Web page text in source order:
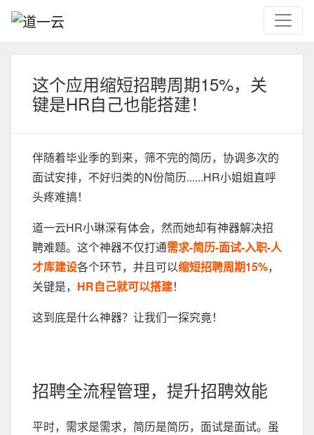
这个应用缩短招聘周期15%，关
键是HR自己也能搭建！
伴随着毕业季的到来，筛不完的简历，协调多次的
面试安排，不好归类的N份简历......HR小姐姐直呼
头疼难搞！
道一云HR小琳深有体会，然而她却有神器解决招
聘难题。这个神器不仅打通需求-简历-面试-入职-人
才库建设各个环节，并且可以缩短招聘周期15%，
关键是， HR自己就可以搭建！
这到底是什么神器？让我们一探究竟！
招聘全流程管理，提升招聘效能
平时，需求是需求，简历是简历，面试是面试。虽